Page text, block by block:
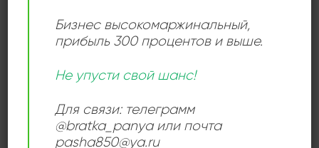
ДЖАЗ
2000,00₽
Продается: Интернет-магазин
Пластиночка
Бизнес высокомаржинальный,
прибыль 300 процентов и выше.
Не упусти свой шанс!
Для связи: телеграмм
@bratka_panya или почта
pasha850@ya.ru